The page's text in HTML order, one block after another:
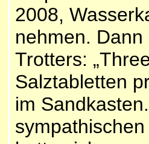
2008,
nehmen.
Trotters:
Salztabletten
im